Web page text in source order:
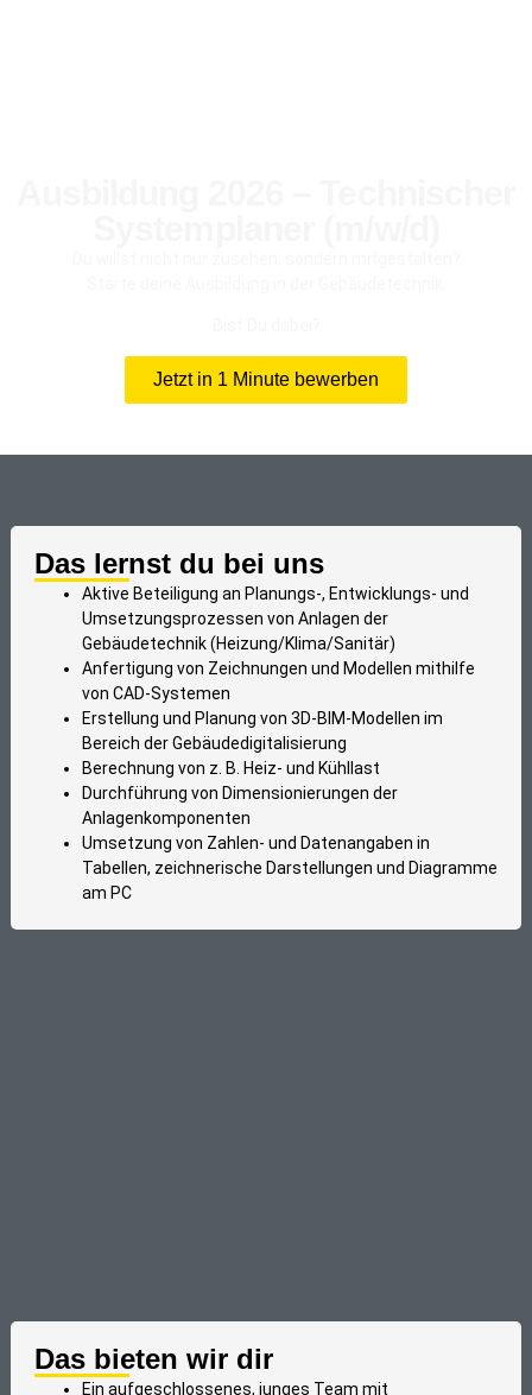
Jetzt in 1 Minute bewerben
Das lernst du bei uns
Aktive Beteiligung an Planungs-, Entwicklungs- und
Umsetzungsprozessen von Anlagen der
Gebäudetechnik (Heizung/Klima/Sanitär)
Anfertigung von Zeichnungen und Modellen mithilfe
von CAD-Systemen
Erstellung und Planung von 3D-BIM-Modellen im
Bereich der Gebäudedigitalisierung
Berechnung von z. B. Heiz- und Kühllast
Durchführung von Dimensionierungen der
Anlagenkomponenten
Umsetzung von Zahlen- und Datenangaben in
Tabellen, zeichnerische Darstellungen und Diagramme
am PC
Das bieten wir dir
Ein aufgeschlossenes, junges Team mit